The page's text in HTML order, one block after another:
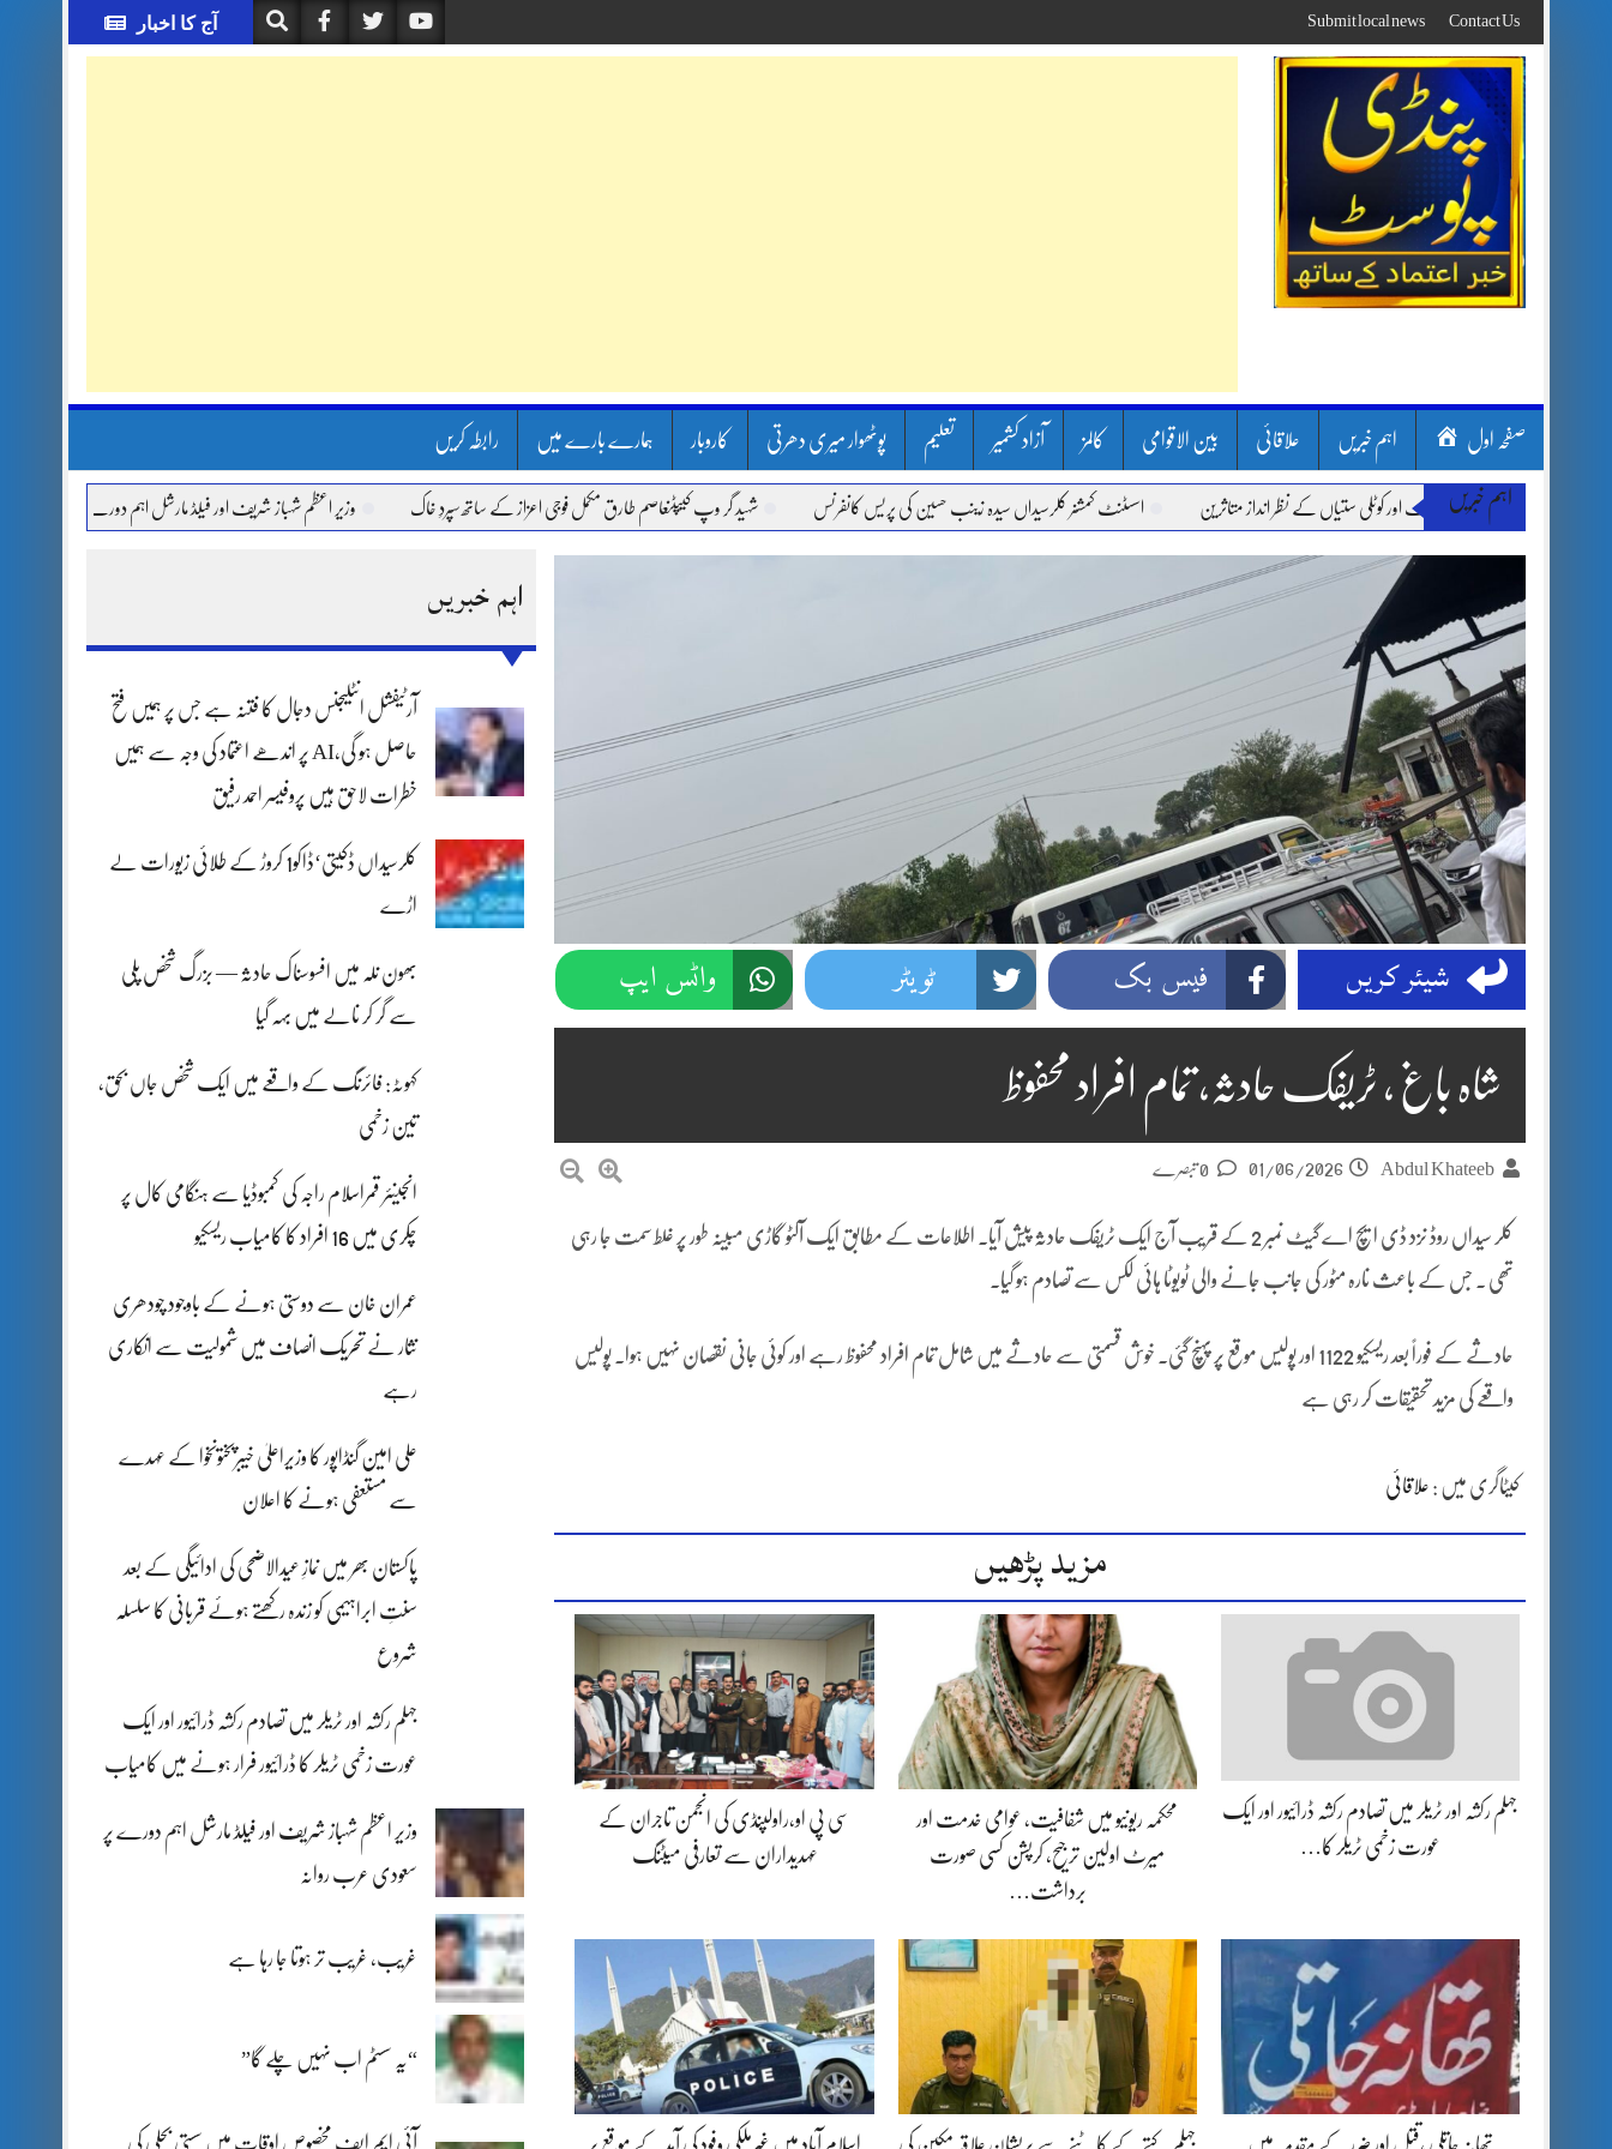
to
content
آج کا اخبار Contact Us
Submit local news
صفحہ اول اہم خبریں علاقائی بین الاقوامی کالمز آزاد کشمیر تعلیم پوٹھوار میری دھرتی کاروبار ہمارے بارے میں رابطہ کریں
اہم خبریں
سون بارشیں، لینڈ سلائیڈنگ اور کوٹلی ستیاں کے نظر انداز متاثرین اسسٹنٹ کمشنر کلرسیداں سیدہ زینب حسین کی پریس کانفرنس شہید گر وپ کیپٹنعاصم طارق مکمل فوجی اعزاز کے ساتھ سپردِ خاک وزیر اعظم شہباز شریف اور فیلڈ مارشل اہم دورے پر سعودی عرب روانہ
اہم خبریں
آرٹیفشل انٹلیجنس دجال کا فتنہ ہے جس پر ہمیں فتح
حاصل ہو گی،AI پر اندھے اعتماد کی وجہ سے ہمیں
خطرات لاحق ہیں پروفیسر احمد رفیق
کلرسیداں ڈکیتی‘ڈاکو1 کروڑ کے طلائی زیورات لے
اڑے
بھون نلہ میں افسوسناک حادثہ — بزرگ شخص پلی
سے گر کر نالے میں بہہ گیا
کہوٹہ: فائرنگ کے واقعے میں ایک شخص جاں بحق،
تین زخمی
انجینئر قمراسلام راجہ کی کمبوڈیا سے ہنگامی کال پر
چکری میں 16 افراد کا کامیاب ریسکیو
عمران خان سے دوستی ہونے کے باوجود چودھری
نثار نے تحریک انصاف میں شمولیت سے انکاری
رہے
علی امین گنڈاپور کا وزیراعلیٰ خیبرپختونخوا کے عہدے
سے مستعفی ہونے کا اعلان
پاکستان بھر میں نمازِ عیدالاضحی کی ادائیگی کے بعد
سنتِ ابراہیمی کو زندہ رکھتے ہوئے قربانی کا سلسلہ
شروع
جہلم رکشہ اور ٹریلر میں تصادم رکشہ ڈرائیور اور ایک
عورت زخمی ٹریلر کا ڈرائیور فرار ہونے میں کامیاب
وزیر اعظم شہباز شریف اور فیلڈ مارشل اہم دورے پر
سعودی عرب روانہ
غریب، غریب تر ہوتا جا رہا ہے
“یہ سسٹم اب نہیں چلے گا”
آئی ایم ایف مخصوص اوقات میں سستی بجلی کی
شیئر کریں فیس بک ٹویٹر واٹس ایپ
شاہ باغ , ٹریفک حادثہ، تمام افراد محفوظ
Abdul Khateeb
01/06/2026
کلر سیداں روڈ نزد ڈی ایچ اے گیٹ نمبر 2 کے قریب آج ایک ٹریفک حادثہ پیش آیا۔ اطلاعات کے مطابق ایک آلٹو گاڑی مبینہ طور پر غلط سمت جا رہی
تھی ۔ جس کے باعث نارہ مٹور کی جانب جانے والی ٹویوٹا ہائی لکس سے تصادم ہو گیا۔
حادثے کے فوراً بعد ریسکیو 1122 اور پولیس موقع پر پہنچ گئی۔ خوش قسمتی سے حادثے میں شامل تمام افراد محفوظ رہے اور کوئی جانی نقصان نہیں ہوا۔ پولیس
واقعے کی مزید تحقیقات کر رہی ہے
کیٹاگری میں : علاقائی
مزید پڑھیں
جہلم رکشہ اور ٹریلر میں تصادم رکشہ ڈرائیور اور ایک
عورت زخمی ٹریلر کا…
محکمہ ریونیو میں شفافیت، عوامی خدمت اور
میرٹ اولین ترجیح، کرپشن کسی صورت
برداشت…
سی پی او،راولپنڈی کی انجمن تاجران کے
عہدیداران سے تعارفی میٹنگ
تھانہ جاتلی ،قتل اور ضرر کے مقدمہ میں جہلم کتے کے کاٹنے سے پریشان علاقہ مکین کی اسلام آباد میں غیرملکی وفود کی آمد کے موقع پر